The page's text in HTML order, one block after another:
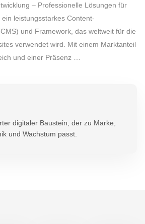
– Professionelle Lösungen für
leistungsstarkes Content-
und Framework, das weltweit für die
verwendet wird. Mit einem Marktanteil
und einer Präsenz …
digitaler Baustein, der zu Marke,
und Wachstum passt.